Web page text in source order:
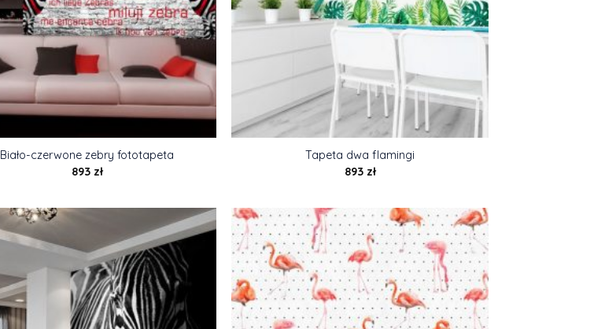
Biało-czerwone zebry fototapeta
893 zł
Tapeta dwa flamingi
893 zł